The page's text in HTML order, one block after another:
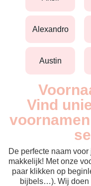
alexandro
austin
Vind
De perfecte naam
makkelijk! Met onze
paar klikken op
bijbels…). Wij doen